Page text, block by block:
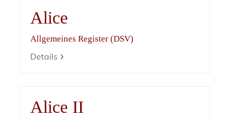
Alice
Allgemeines Register (DSV)
Details
Alice II